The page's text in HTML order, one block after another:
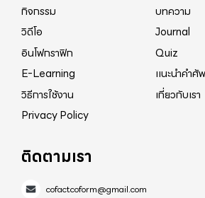
พยุงตัวเองไปที่หน้าประตู ปลดกลอน
แถวๆใกล้ประตู ฉันทำตามคำแนะนำแล้วก็หมดสติไป
รู้สึกตัวตื่นขึ้นมาอีกทีก็เห็นหมอพาฉันอ
พยาบาล หมอถามฉันว่า”ทานยาอะไร
แรงตอบคำถาม ไม่มีกระทั่งสัมปชัญญ
คำตอบ และม่อยหลับไป ตื่นขึ้นมาอีกครั้งก็พบว่าหมอโรค
บอลลูน(บางคนเรียกว่าStent)ผ่านทา
ฉันจะสามารถโทรศัพธ์ตามรถพยาบา
ได้ที่เว็บการไฟฟ้า โดยกรอกเลขมิเต
เลขสัญญา (ดูได้จากใบเสร็จบิลค่าไฟ)
ทะเบียนได้ที่เว็บการประปา ใช้เลขที่ร
ประปา #สวัสดิการแห่งรัฐ
กิจกรรม
บทความ
วิดีโอ
Journal
อินโฟกราฟิก
Quiz
E-Learning
แนะนำคำศั
วิธีการใช้งาน
เกี่ยวกับเรา
Privacy Policy
ติดตามเรา
cofactcoform@gmail.com